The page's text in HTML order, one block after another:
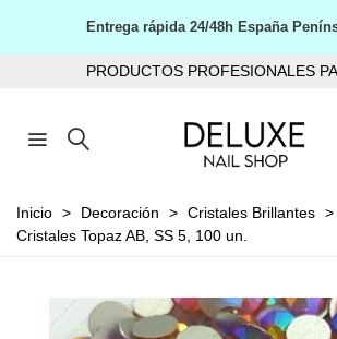
Entrega rápida 24/48h España
PRODUCTOS PROFESIONALES
Inicio > Decoración > Cristales Brillantes >
Cristales Topaz AB, SS 5, 100 un.